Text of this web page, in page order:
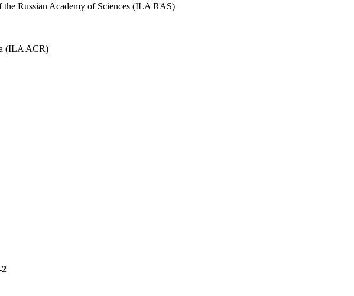
Russian Academy of Sciences (ILA RAS)
(ILA ACR)